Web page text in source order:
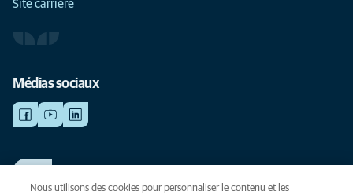
Site carrière
Médias sociaux
Voir nos offres d'emploi
Nous utilisons des cookies pour personnaliser le contenu et les